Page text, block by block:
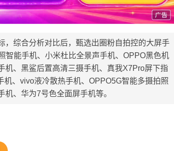
，综合分析对比后，甄选出圈粉自拍控的大屏手
智能手机、小米杜比全景声手机、OPPO黑色机
机、黑鲨后置高清三摄手机、真我X7Pro屏下指
、vivo液冷散热手机、OPPO5G智能多摄拍照
、华为7号色全面屏手机等。